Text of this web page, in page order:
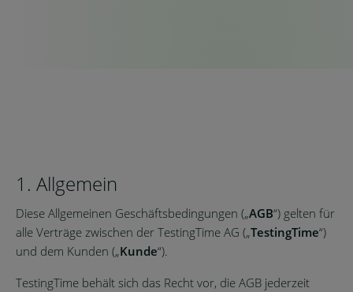
1. Allgemein
Diese Allgemeinen Geschäftsbedingungen („AGB“) gelten für
alle Verträge zwischen der TestingTime AG („TestingTime“)
und dem Kunden („Kunde“).
TestingTime behält sich das Recht vor, die AGB jederzeit